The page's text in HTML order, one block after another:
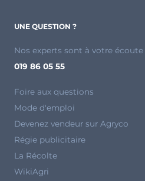
UNE QUESTION ?
Nos experts sont à votre écoute
019 86 05 55
Foire aux questions
Mode d'emploi
Devenez vendeur sur Agryco
Régie publicitaire
La Récolte
WikiAgri